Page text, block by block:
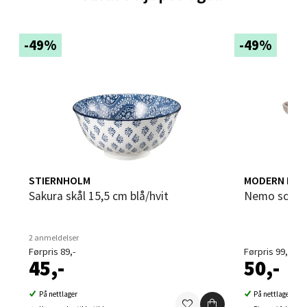
-49%
STIERNHOLM
Sakura skål 15,5 cm blå/hvit
2 anmeldelser
Førpris 89,-
45,-
På nettlager
-49%
MODERN
Nemo
Førpris 99,-
50,-
På nettlager
Brodtkorbsgate 7, 1338 Sandvika
Bergen - Thon Senter Sartor
Åpent i dag 10-18
2 i butikk